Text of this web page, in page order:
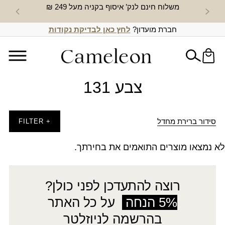
משלוח חינם לנק’ איסוף בקניה מעל 249 ₪ חדש
חברת מועדון? לחץ כאן לבדיקת נקודות
צבע 131
סידור ברירת מחדל + FILTER
לא נמצאו מוצרים התואמים את בחירתך.
רוצה להתעדכן לפני כולן?
5% הנחה
על כל האתר
בהרשמה לניוזלטר